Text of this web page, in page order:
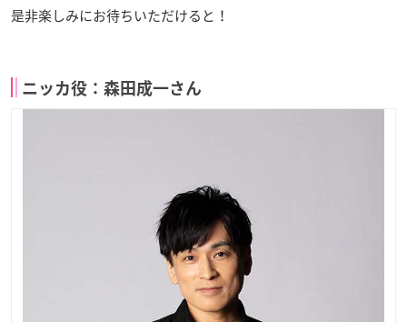
是非楽しみにお待ちいただけると！
ニッカ役：森田成一さん